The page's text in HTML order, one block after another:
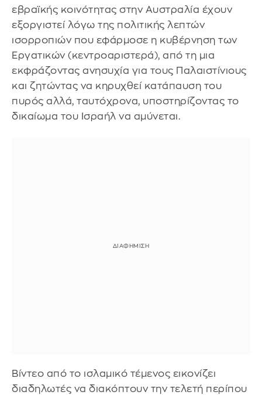
εβραϊκής κοινότητας στην Αυστραλία έχουν
εξοργιστεί λόγω της πολιτικής λεπτών
ισορροπιών που εφάρμοσε η κυβέρνηση των
Εργατικών (κεντροαριστερά), από τη μια
εκφράζοντας ανησυχία για τους Παλαιστίνιους
και ζητώντας να κηρυχθεί κατάπαυση του
πυρός αλλά, ταυτόχρονα, υποστηρίζοντας το
δικαίωμα του Ισραήλ να αμύνεται.
Βίντεο από το ισλαμικό τέμενος εικονίζει
διαδηλωτές να διακόπτουν την τελετή περίπου